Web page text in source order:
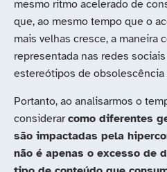
mesmo ritmo acelerado de
que, ao mesmo tempo que o
mais velhas cresce, a maneira
representada nas redes
estereótipos de obsolescência
Portanto, ao analisarmos o
considerarcomo diferentes
são impactadas pela
não é apenas o excesso de